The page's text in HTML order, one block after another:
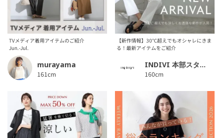
TVメディア着用アイテムのご紹介
Jun.-Jul.
murayama
161cm
【新作情報】30℃超えでもオシャレにきま
る！最新アイテムをご紹介
INDIVI 本部スタッフ
160cm